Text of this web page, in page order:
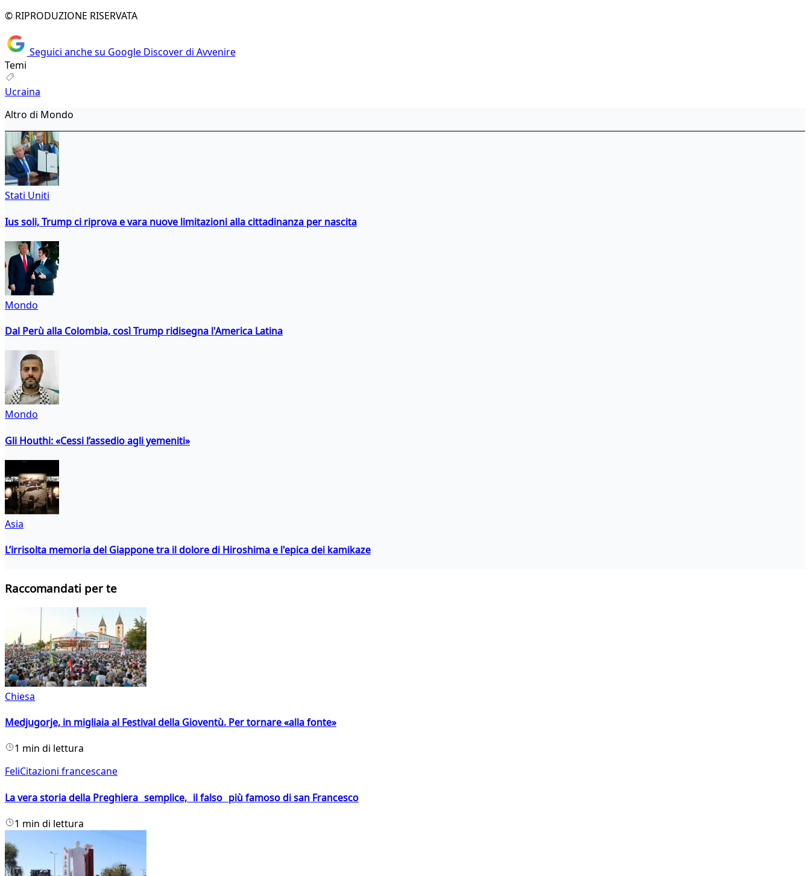
© RIPRODUZIONE RISERVATA
Seguici anche su Google Discover di Avvenire
Temi
Ucraina
Altro di Mondo
Stati Uniti
Ius soli, Trump ci riprova e vara nuove limitazioni alla cittadinanza per nascita
Mondo
Dal Perù alla Colombia, così Trump ridisegna l'America Latina
Mondo
Gli Houthi: «Cessi l’assedio agli yemeniti»
Asia
L’irrisolta memoria del Giappone tra il dolore di Hiroshima e l'epica dei kamikaze
Raccomandati per te
Chiesa
Medjugorje, in migliaia al Festival della Gioventù. Per tornare «alla fonte»
1 min di lettura
FeliCitazioni francescane
La vera storia della Preghiera semplice, il falso più famoso di san Francesco
1 min di lettura